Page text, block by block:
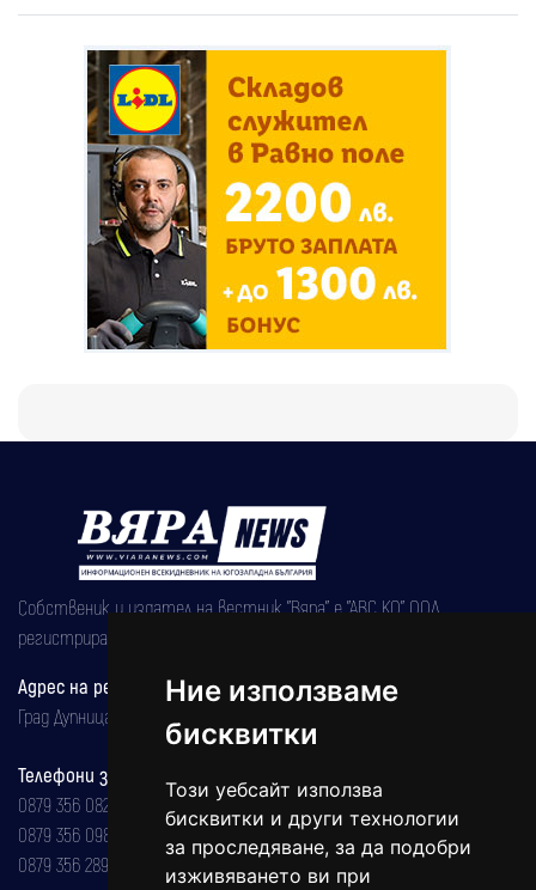
Ние използваме
бисквитки
Този уебсайт използва
бисквитки и други технологии
за проследяване, за да подобри
изживяването ви при
Собственик и издател на вестник "Вяра" е "АВС КО" ООД,
регистрирана на 08.05.2002 година.
Адрес на редакцията
Град Дупница, ул.''Христо Ботев" 43
Телефони за реклама и абонаменти
0879 356 082
0879 356 098
0879 356 289